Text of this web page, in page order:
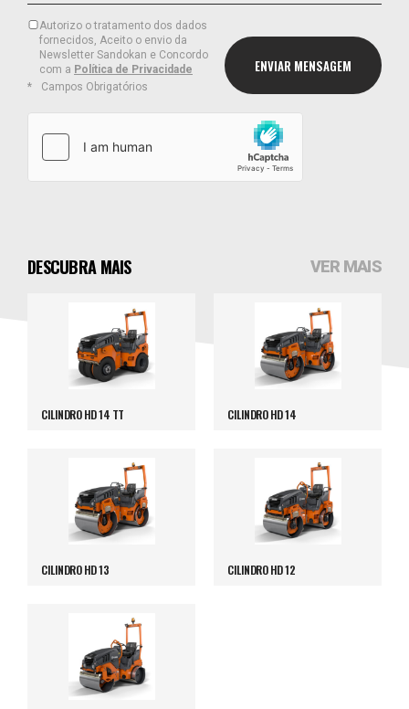
Autorizo o tratamento dos dados
fornecidos, Aceito o envio da
Newsletter Sandokan e Concordo
com a Política de Privacidade
Campos Obrigatórios
DESCUBRA MAIS VER MAIS
CILINDRO HD 14 TT CILINDRO HD 14
CILINDRO HD 13 CILINDRO HD 12